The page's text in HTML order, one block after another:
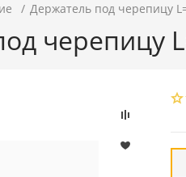
Держатель под черепицу
черепицу